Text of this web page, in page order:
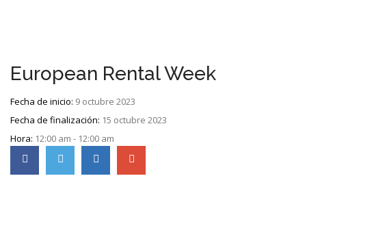
European Rental Week
Fecha de inicio: 9 octubre 2023
Fecha de finalización: 15 octubre 2023
Hora: 12:00 am - 12:00 am